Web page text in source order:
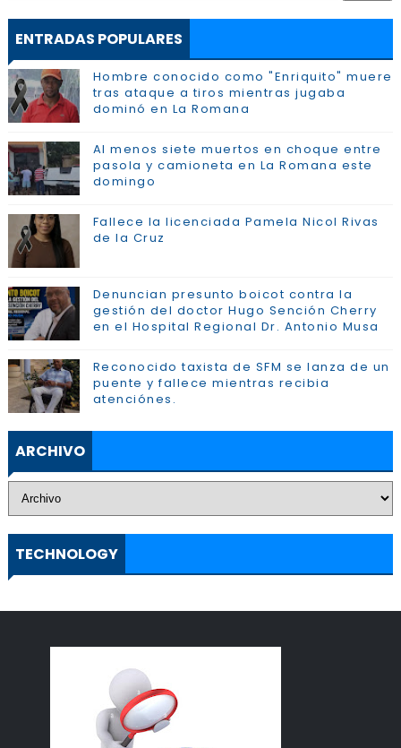
ENTRADAS POPULARES
Hombre conocido como "Enriquito" muere
tras ataque a tiros mientras jugaba
dominó en La Romana
Al menos siete muertos en choque entre
pasola y camioneta en La Romana este
domingo
Fallece la licenciada Pamela Nicol Rivas
de la Cruz
Denuncian presunto boicot contra la
gestión del doctor Hugo Sención Cherry
en el Hospital Regional Dr. Antonio Musa
Reconocido taxista de SFM se lanza de un
puente y fallece mientras recibia
atenciónes.
ARCHIVO
TECHNOLOGY